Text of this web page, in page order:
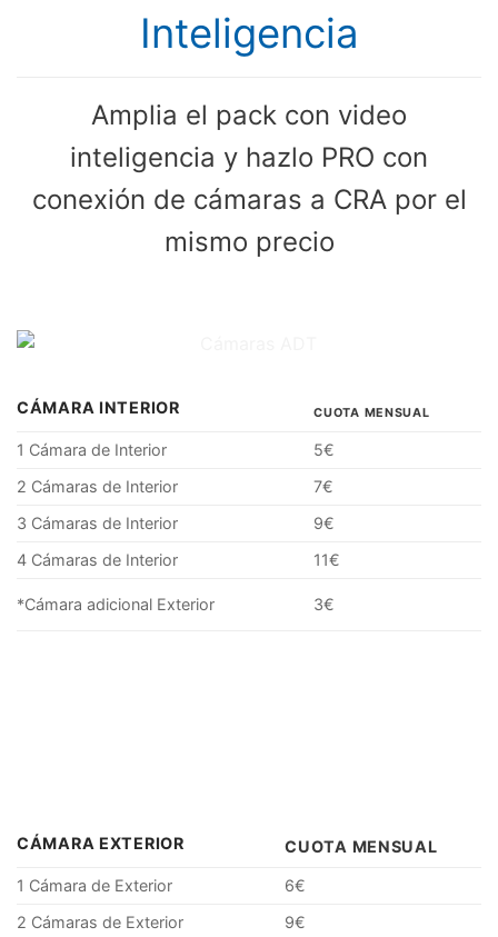
Inteligencia
Amplia el pack con video
inteligencia y hazlo PRO con
conexión de cámaras a CRA por el
mismo precio
CÁMARA INTERIOR CUOTA MENSUAL
1 Cámara de Interior
5€
2 Cámaras de Interior
7€
3 Cámaras de Interior
9€
4 Cámaras de Interior
11€
*Cámara adicional Exterior 3€
CÁMARA EXTERIOR CUOTA MENSUAL
1 Cámara de Exterior
6€
2 Cámaras de Exterior
9€